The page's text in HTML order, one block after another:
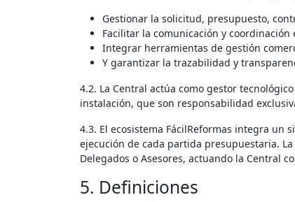
Gestionar la solicitud, presupuesto,
Facilitar la comunicación y coordinación
Integrar herramientas de gestión
Y garantizar la trazabilidad y
4.2. La Central actúa como gestor
instalación, que son responsabilidad
4.3. El ecosistema FácilReformas integra un
ejecución de cada partida presupuestaria.
Delegados o Asesores, actuando la Central
5. Definiciones